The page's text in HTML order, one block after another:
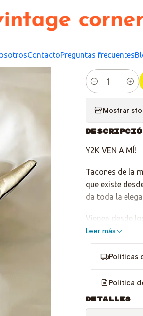
ContactoPreguntas frecuentes
Cantidad
Mostrar
Y2K VEN A MÍ!
Tacones de la
que existe
da toda la
Vienen desde
Leer más
Políticas
Política
DETALLES